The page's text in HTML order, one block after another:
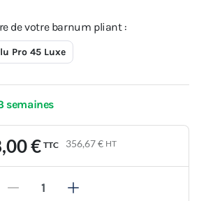
de votre barnum pliant :
Pro 45 Luxe
semaines
€ TTC 356,67 € HT
- +